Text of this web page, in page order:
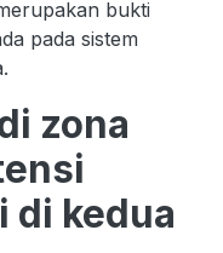
bukti
pada sistem
zona
di kedua